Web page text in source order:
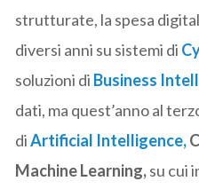
strutturate, la spesa
diversi anni su sistemi di
soluzioni di Business
dati, ma quest’anno al
diArtificial Intelligence,
Machine Learning,su cui